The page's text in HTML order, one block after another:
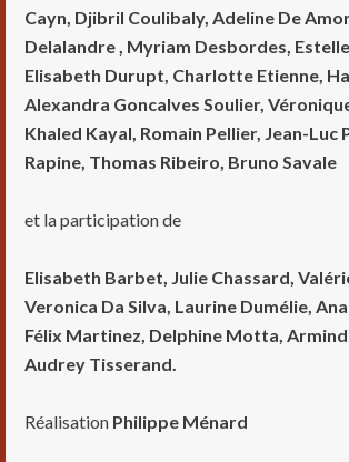
Cayn, Djibril Coulibaly, Adeline De
Delalandre , Myriam Desbordes, Estelle
Elisabeth Durupt, Charlotte Etienne,
Alexandra Goncalves Soulier,
Khaled Kayal, Romain Pellier, Jean-Luc
Rapine, Thomas Ribeiro, Bruno Savale
et la participation de
Elisabeth Barbet, Julie Chassard,
Veronica Da Silva, Laurine Dumélie,
Félix Martinez, Delphine Motta,
Audrey Tisserand.
Réalisation Philippe Ménard